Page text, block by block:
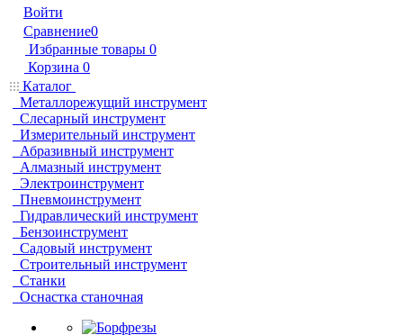
Войти
Сравнение0
Избранные товары 0
Корзина 0
Каталог
Металлорежущий инструмент
Слесарный инструмент
Измерительный инструмент
Абразивный инструмент
Алмазный инструмент
Электроинструмент
Пневмоинструмент
Гидравлический инструмент
Бензоинструмент
Садовый инструмент
Строительный инструмент
Станки
Оснастка станочная